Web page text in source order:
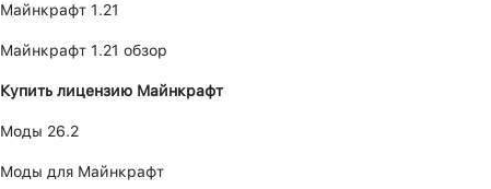
Майнкрафт 1.21
Майнкрафт 1.21 обзор
Купить лицензию Майнкрафт
Моды 26.2
Моды для Майнкрафт